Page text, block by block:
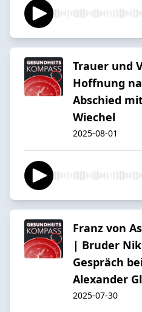
Trauer und
Hoffnung
Abschied
Wiechel
2025-08-01
Franz von
| Bruder
Gespräch
Alexander
2025-07-30